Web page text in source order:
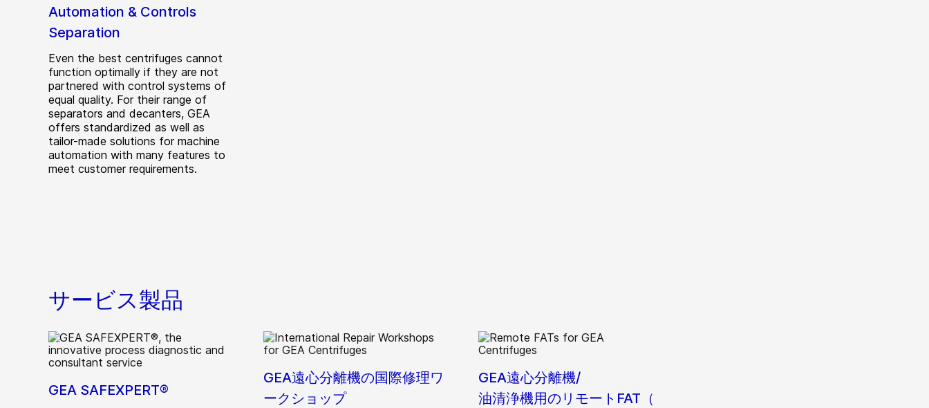
Automation & Controls
Separation
Even the best centrifuges cannot
function optimally if they are not
partnered with control systems of
equal quality. For their range of
separators and decanters, GEA
offers standardized as well as
tailor-made solutions for machine
automation with many features to
meet customer requirements.
サービス製品
GEA SAFEXPERT®
GEA遠心分離機の国際修理ワ
ークショップ
GEA遠心分離機/
油清浄機用のリモートFAT（